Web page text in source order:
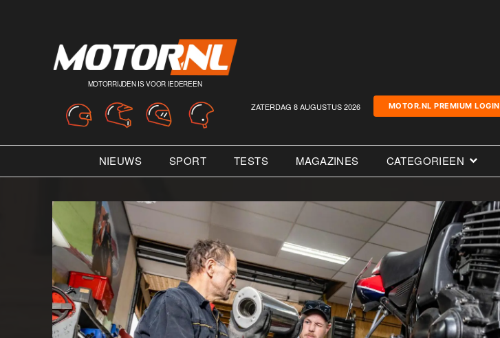
MOTORRIJDEN IS VOOR IEDEREEN
ZATERDAG 8 AUGUSTUS 2026 MOTOR.NL PREMIUM LOGIN
NIEUWS SPORT TESTS MAGAZINES CATEGORIEEN